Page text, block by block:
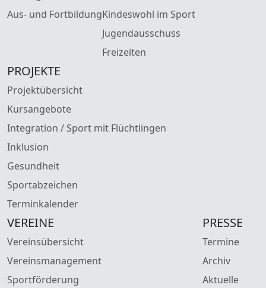
Aus- und FortbildungKindeswohl im Sport
Jugendausschuss
Freizeiten
PROJEKTE
Projektübersicht
Kursangebote
Integration / Sport mit Flüchtlingen
Inklusion
Gesundheit
Sportabzeichen
Terminkalender
VEREINE
Vereinsübersicht
Vereinsmanagement
Sportförderung
PRESSE
Termine
Archiv
Aktuelle